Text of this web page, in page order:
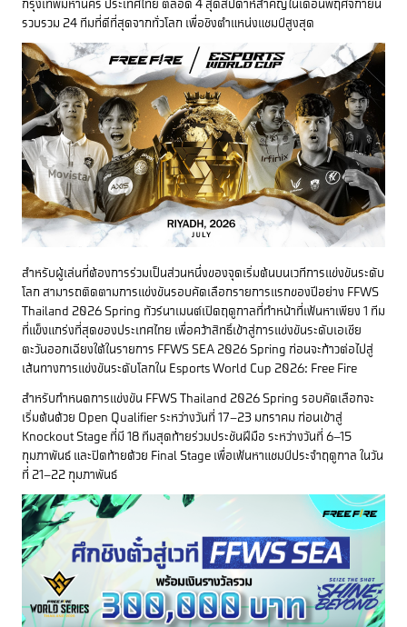
กรุงเทพมหานคร ประเทศไทย ตลอด 4 สุดสัปดาห์สำคัญในเดือนพฤศจิกายน
รวบรวม 24 ทีมที่ดีที่สุดจากทั่วโลก เพื่อชิงตำแหน่งแชมป์สูงสุด
สำหรับผู้เล่นที่ต้องการร่วมเป็นส่วนหนึ่งของจุดเริ่มต้นบนเวทีการแข่งขันระดับ
โลก สามารถติดตามการแข่งขันรอบคัดเลือกรายการแรกของปีอย่าง FFWS
Thailand 2026 Spring ทัวร์นาเมนต์เปิดฤดูกาลที่ทำหน้าที่เฟ้นหาเพียง 1 ทีม
ที่แข็งแกร่งที่สุดของประเทศไทย เพื่อคว้าสิทธิ์เข้าสู่การแข่งขันระดับเอเชีย
ตะวันออกเฉียงใต้ในรายการ FFWS SEA 2026 Spring ก่อนจะก้าวต่อไปสู่
เส้นทางการแข่งขันระดับโลกใน Esports World Cup 2026: Free Fire
สำหรับกำหนดการแข่งขัน FFWS Thailand 2026 Spring รอบคัดเลือกจะ
เริ่มต้นด้วย Open Qualifier ระหว่างวันที่ 17–23 มกราคม ก่อนเข้าสู่
Knockout Stage ที่มี 18 ทีมสุดท้ายร่วมประชันฝีมือ ระหว่างวันที่ 6–15
กุมภาพันธ์ และปิดท้ายด้วย Final Stage เพื่อเฟ้นหาแชมป์ประจำฤดูกาล ในวัน
ที่ 21–22 กุมภาพันธ์